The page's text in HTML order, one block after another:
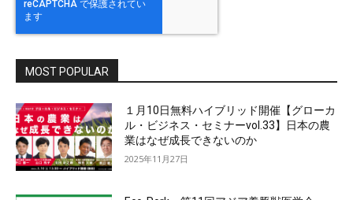
MOST POPULAR
１月10日無料ハイブリッド開催【グローカ
ル・ビジネス・セミナーvol.33】日本の農
業はなぜ成長できないのか
2025年11月27日